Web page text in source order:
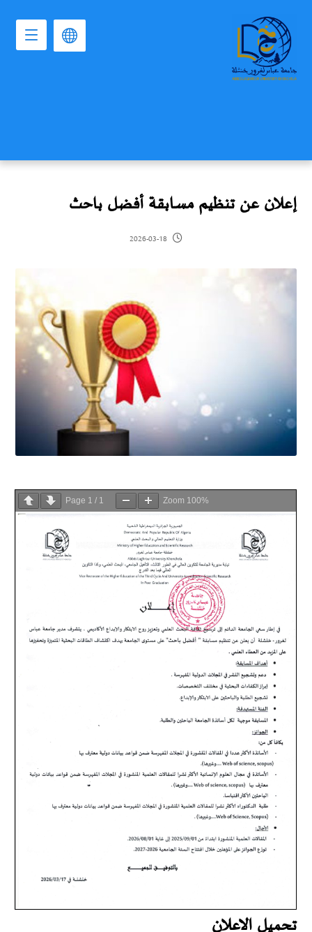
إعلان عن تنظيم مسابقة أفضل باحث
2026-03-18
Page 1 / 1 Zoom 100%
تحميل الاعلان